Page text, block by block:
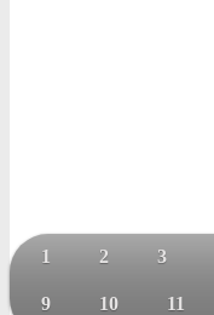
1 2 3
9 10 11